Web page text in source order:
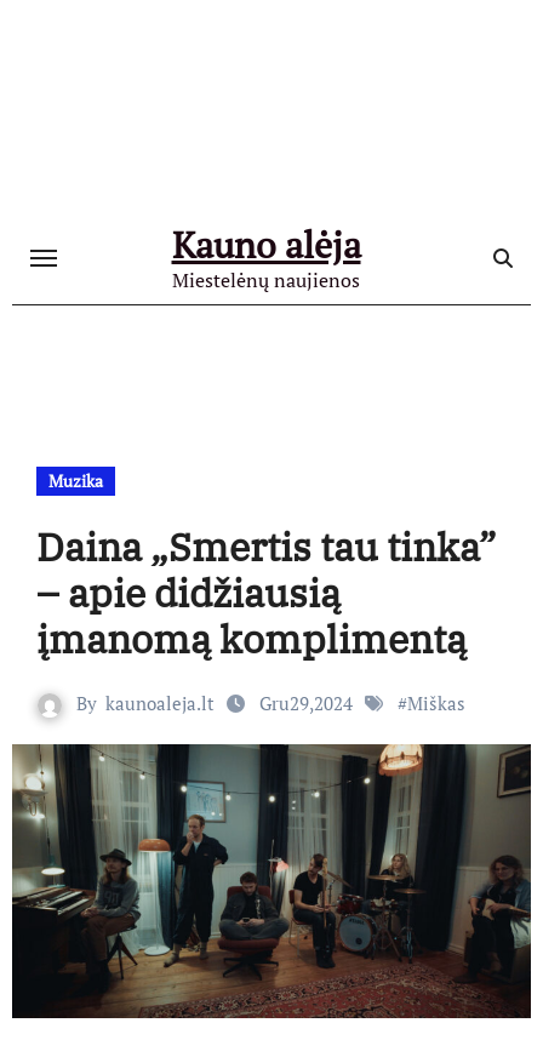
Kauno alėja
Miestelėnų naujienos
Muzika
Daina „Smertis tau tinka”
– apie didžiausią
įmanomą komplimentą
By kaunoaleja.lt Gru29,2024 #Miškas